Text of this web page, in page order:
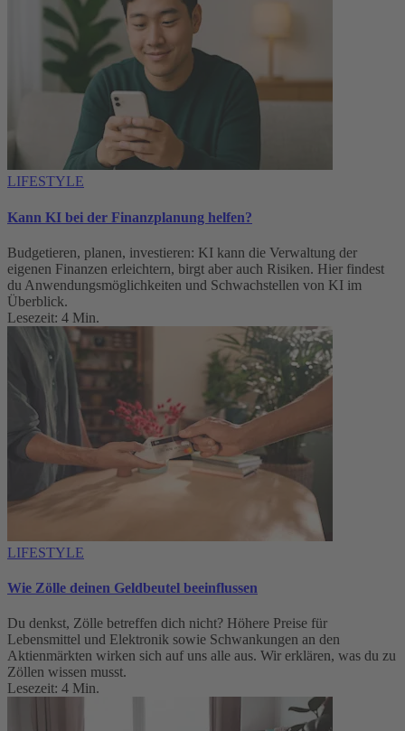
LIFESTYLE
Kann KI bei der Finanzplanung helfen?
Budgetieren, planen, investieren: KI kann die Verwaltung der
eigenen Finanzen erleichtern, birgt aber auch Risiken. Hier findest
du Anwendungsmöglichkeiten und Schwachstellen von KI im
Überblick.
Lesezeit: 4 Min.
LIFESTYLE
Wie Zölle deinen Geldbeutel beeinflussen
Du denkst, Zölle betreffen dich nicht? Höhere Preise für
Lebensmittel und Elektronik sowie Schwankungen an den
Aktienmärkten wirken sich auf uns alle aus. Wir erklären, was du zu
Zöllen wissen musst.
Lesezeit: 4 Min.